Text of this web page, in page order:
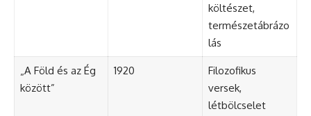
költészet,
természetábrázo
lás
„A Föld és az Ég
között”
1920
Filozofikus
versek,
létbölcselet